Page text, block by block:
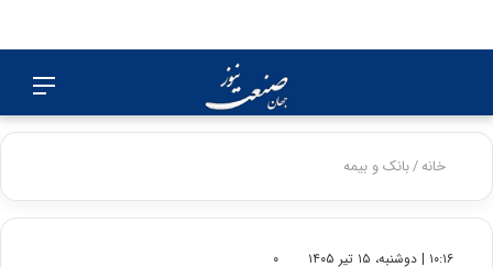
برای
خانه/بانک و بیمه
۱۰:۱۶ | دوشنبه، ۱۵ تیر ۱۴۰۵ ۰